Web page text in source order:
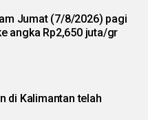
Jumat (7/8/2026) pagi
angka Rp2,650 juta/gr
di Kalimantan telah